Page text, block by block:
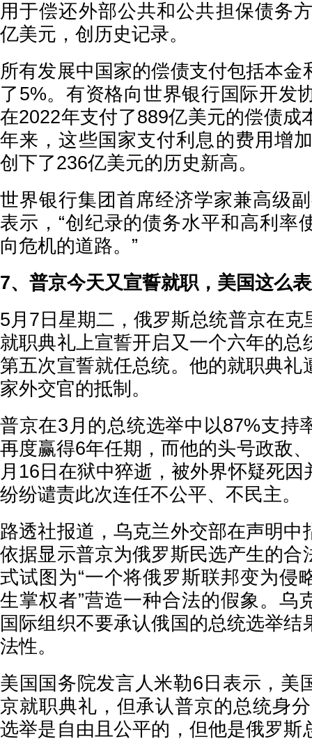
用于偿还外部公共和公共担保债务
亿美元，创历史记录。
所有发展中国家的偿债支付包括本金
了5%。有资格向世界银行国际开发
在2022年支付了889亿美元的偿债成
年来，这些国家支付利息的费用增
创下了236亿美元的历史新高。
世界银行集团首席经济学家兼高级
表示，“创纪录的债务水平和高利率
向危机的道路。”
7、普京今天又宣誓就职，美国这么
5月7日星期二，俄罗斯总统普京在克
就职典礼上宣誓开启又一个六年的总
第五次宣誓就任总统。他的就职典礼
家外交官的抵制。
普京在3月的总统选举中以87%支持
再度赢得6年任期，而他的头号政敌
月16日在狱中猝逝，被外界怀疑死
纷纷谴责此次连任不公平、不民主。
路透社报道，乌克兰外交部在声明中
依据显示普京为俄罗斯民选产生的合
式试图为“一个将俄罗斯联邦变为侵
生掌权者”营造一种合法的假象。乌
国际组织不要承认俄国的总统选举结
法性。
美国国务院发言人米勒6日表示，美
京就职典礼，但承认普京的总统身
选举是自由且公平的，但他是俄罗斯